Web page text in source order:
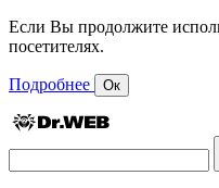
Если Вы продолжите
посетителях.
Подробнее Ок